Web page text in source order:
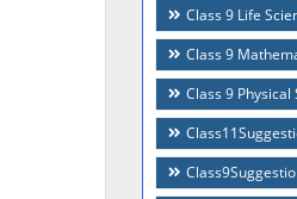
Class 9 Life
Class 9
Class 9 Physical